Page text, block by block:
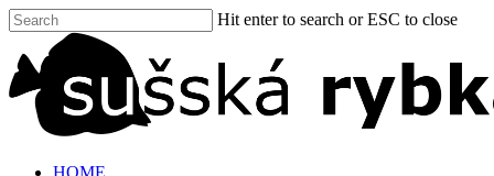
Hit enter to search or ESC to close
HOME